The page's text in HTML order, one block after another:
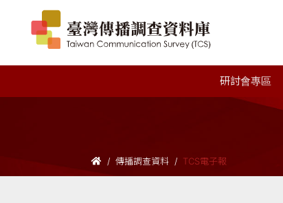
研討會專區
傳播調查資料 TCS電子報